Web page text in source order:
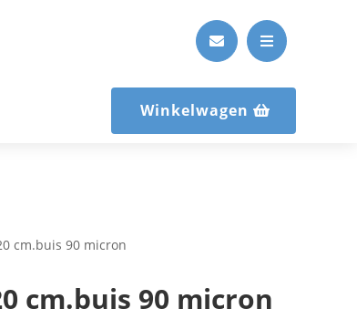
 
Winkelwagen
cm.buis 90 micron
cm.buis 90 micron